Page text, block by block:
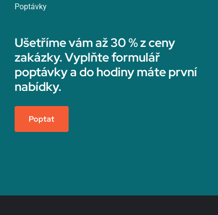
Poptávky
Ušetříme vám až 30 % z ceny
zakázky. Vyplňte formulář
poptávky a do hodiny máte první
nabídky.
Poptat